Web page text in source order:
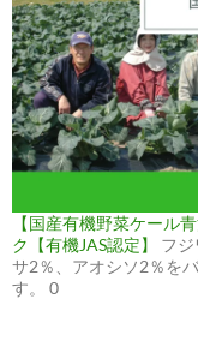
【国産有機野菜ケール
ク【有機JAS認定】
フ
サ2％、アオシソ2％を
す。 0